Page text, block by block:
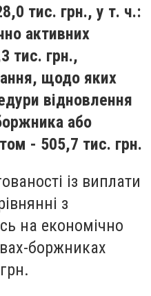
тис. грн., у т. ч.:
активних
тис. грн.,
щодо яких
відновлення
або
- 505,7 тис. грн.
із виплати
з
на економічно
боржниках